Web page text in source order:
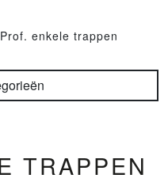
Prof. enkele trappen
TRAPPEN